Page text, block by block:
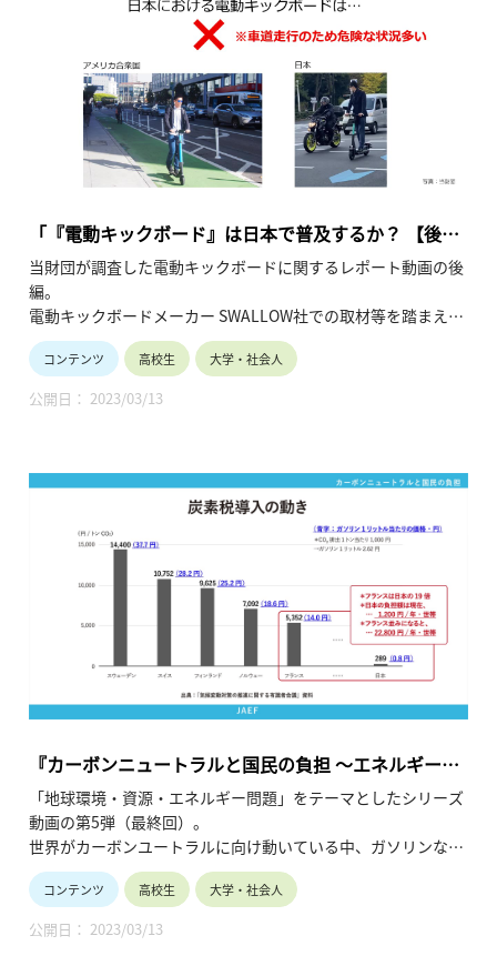
「『電動キックボード』は日本で普及するか？ 【後
編】日本での普及可能性と課題」
当財団が調査した電動キックボードに関するレポート動画の後
編。
電動キックボードメーカー SWALLOW社での取材等を踏まえ、
日本における電動キックボードの位置付け、普及への課題を深
掘りしています。
電動キックボードは法改正に伴い、高校生にとってたいへん身
近になるモビリティです。
コンテンツ 高校生 大学・社会人
公開日： 2023/03/13
『カーボンニュートラルと国民の負担 ～エネルギー価
格の上昇は一時的なものか～』
「地球環境・資源・エネルギー問題」をテーマとしたシリーズ
動画の第5弾（最終回）。
世界がカーボンユートラルに向け動いている中、ガソリンなど
のエネルギー価格が上昇し、私たちの生活の負担が増していま
す。
こうしたエネルギー価格の上昇が一時的なもので終わるのか、
今後も続いていくのか、そしてカーボンニュートラル社会実現
コンテンツ 高校生 大学・社会人
公開日： 2023/03/13